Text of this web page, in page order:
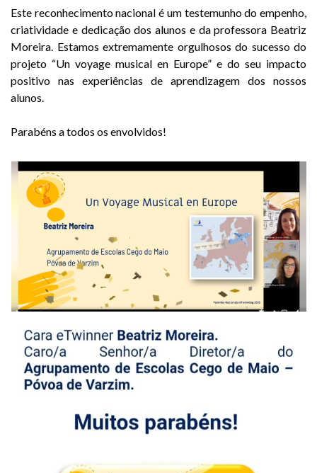
Este reconhecimento nacional é um testemunho do empenho,
criatividade e dedicação dos alunos e da professora Beatriz
Moreira. Estamos extremamente orgulhosos do sucesso do
projeto “Un voyage musical en Europe” e do seu impacto
positivo nas experiências de aprendizagem dos nossos
alunos.
Parabéns a todos os envolvidos!